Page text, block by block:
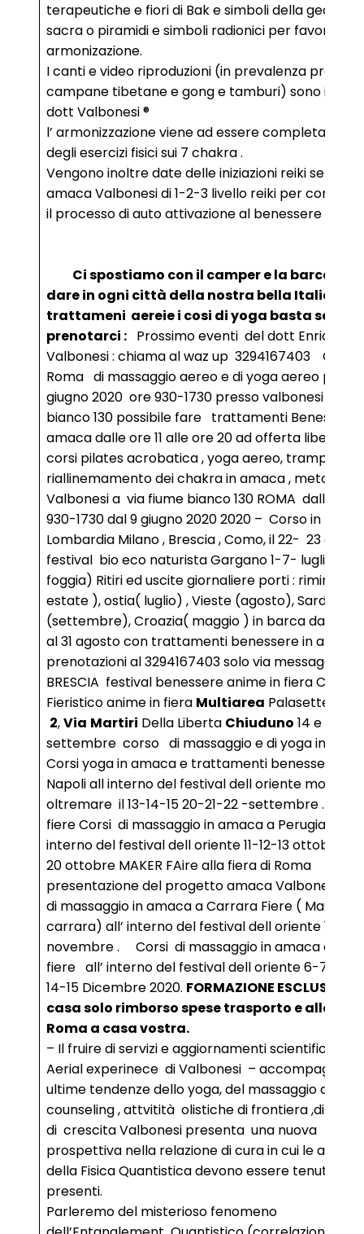
terapeutiche e fiori di Bak e simboli della
sacra o piramidi e simboli radionici per favorire l
armonizazione.
I canti e video riproduzioni (in prevalenza
campane tibetane e gong e tamburi) sono ideati
dott Valbonesi ®
l’ armonizzazione viene ad essere completata
degli esercizi fisici sui 7 chakra .
Vengono inoltre date delle iniziazioni reiki sempre
amaca Valbonesi di 1-2-3 livello reiki per
il processo di auto attivazione al benessere .
Ci spostiamo con il camper e la barca per
dare in ogni città della nostra bella Italia i
trattameni aereie i cosi di yoga basta solo
prenotarci : Prossimo eventi del dott Enrico
Valbonesi : chiama al waz up 3294167403
Corso
Roma di massaggio aereo e di yoga aereo per il
giugno 2020 ore 930-1730 presso valbonesi via
bianco 130 possibile fare trattamenti Benessere
amaca dalle ore 11 alle ore 20 ad offerta libera.
corsi pilates acrobatica , yoga aereo, trampolino ,
riallinemamento dei chakra in amaca , metodo
Valbonesi a via fiume bianco 130 ROMA dalle ore
930-1730 dal 9 giugno 2020 2020 – Corso in
Lombardia Milano , Brescia , Como, il 22- 23
festival bio eco naturista Gargano 1-7- luglio (
foggia) Ritiri ed uscite giornaliere porti : rimini
estate ), ostia( luglio) , Vieste (agosto), Sardegna
(settembre), Croazia( maggio ) in barca dal 1
al 31 agosto con trattamenti benessere in amaca
prenotazioni al 3294167403 solo via messaggi.
BRESCIA festival benessere anime in fiera Centro
Fieristico anime in fiera Multiarea
2,Via Martiri Della Liberta Chiuduno 14 e 15
settembre corso di massaggio e di yoga in
Corsi yoga in amaca e trattamenti benessere
Napoli all interno del festival dell oriente mostra
oltremare il 13-14-15 20-21-22 -settembre .
fiere Corsi di massaggio in amaca a Perugia all’
interno del festival dell oriente 11-12-13 ottobre.
20 ottobre MAKER FAire alla fiera di Roma
presentazione del progetto amaca Valbonesi .
di massaggio in amaca a Carrara Fiere ( Massa
carrara) all’ interno del festival dell oriente 1-2-3
novembre . Corsi di massaggio in amaca a
fiere all’ interno del festival dell oriente 6-7-8 e
14-15 Dicembre 2020. FORMAZIONE ESCLUSIVA
casa solo rimborso spese trasporto e
Roma a casa vostra.
– Il fruire di servizi e aggiornamenti scientifici con
Aerial experinece di Valbonesi –
ultime tendenze dello yoga, del massaggio del
counseling , attvitità olistiche di frontiera ,di
di crescita Valbonesi presenta una nuova
prospettiva nella relazione di cura in cui le
della Fisica Quantistica devono essere tenute
presenti.
Parleremo del misterioso fenomeno